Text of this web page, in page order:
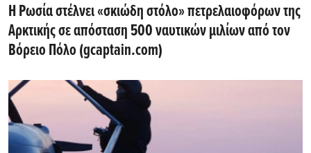
Η Ρωσία στέλνει «σκιώδη στόλο» πετρελαιοφόρων της
Αρκτικής σε απόσταση 500 ναυτικών μιλίων από τον
Βόρειο Πόλο (gcaptain.com)